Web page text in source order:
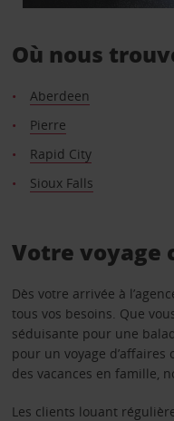
Où nous
Aberdeen
Pierre
Rapid City
Sioux Falls
Votre voyage
Dès votre arrivée à
tous vos besoins. Que
séduisante pour une
pour un voyage d’affaires
des vacances en famille,
Les clients louant